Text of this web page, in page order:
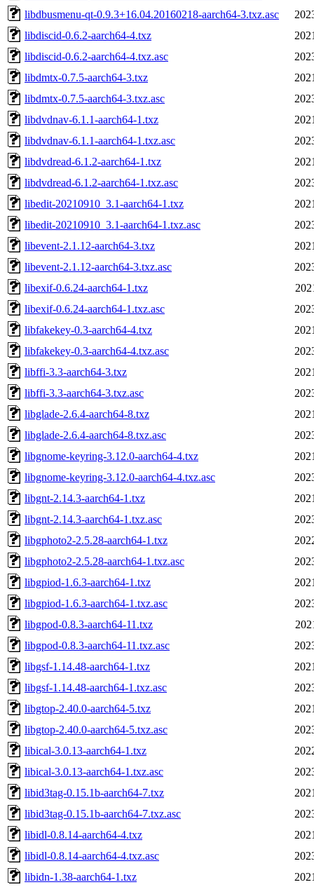
libdbusmenu-qt-0.9.3+16.04.20160218-aarch64-3.txz.asc
libdiscid-0.6.2-aarch64-4.txz
libdiscid-0.6.2-aarch64-4.txz.asc
libdmtx-0.7.5-aarch64-3.txz
libdmtx-0.7.5-aarch64-3.txz.asc
libdvdnav-6.1.1-aarch64-1.txz
libdvdnav-6.1.1-aarch64-1.txz.asc
libdvdread-6.1.2-aarch64-1.txz
libdvdread-6.1.2-aarch64-1.txz.asc
libedit-20210910_3.1-aarch64-1.txz
libedit-20210910_3.1-aarch64-1.txz.asc
libevent-2.1.12-aarch64-3.txz
libevent-2.1.12-aarch64-3.txz.asc
libexif-0.6.24-aarch64-1.txz
libexif-0.6.24-aarch64-1.txz.asc
libfakekey-0.3-aarch64-4.txz
libfakekey-0.3-aarch64-4.txz.asc
libffi-3.3-aarch64-3.txz
libffi-3.3-aarch64-3.txz.asc
libglade-2.6.4-aarch64-8.txz
libglade-2.6.4-aarch64-8.txz.asc
libgnome-keyring-3.12.0-aarch64-4.txz
libgnome-keyring-3.12.0-aarch64-4.txz.asc
libgnt-2.14.3-aarch64-1.txz
libgnt-2.14.3-aarch64-1.txz.asc
libgphoto2-2.5.28-aarch64-1.txz
libgphoto2-2.5.28-aarch64-1.txz.asc
libgpiod-1.6.3-aarch64-1.txz
libgpiod-1.6.3-aarch64-1.txz.asc
libgpod-0.8.3-aarch64-11.txz
libgpod-0.8.3-aarch64-11.txz.asc
libgsf-1.14.48-aarch64-1.txz
libgsf-1.14.48-aarch64-1.txz.asc
libgtop-2.40.0-aarch64-5.txz
libgtop-2.40.0-aarch64-5.txz.asc
libical-3.0.13-aarch64-1.txz
libical-3.0.13-aarch64-1.txz.asc
libid3tag-0.15.1b-aarch64-7.txz
libid3tag-0.15.1b-aarch64-7.txz.asc
libidl-0.8.14-aarch64-4.txz
libidl-0.8.14-aarch64-4.txz.asc
libidn-1.38-aarch64-1.txz